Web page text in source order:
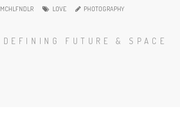
MCHLFNDLR LOVE PHOTOGRAPHY
DEFINING FUTURE & SPACE